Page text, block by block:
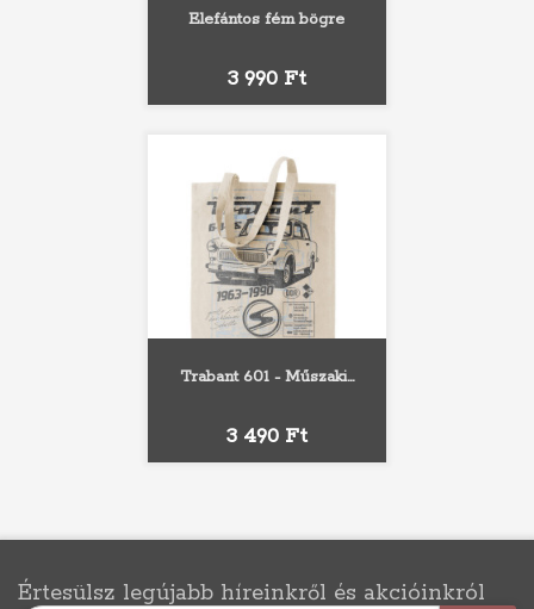
Elefántos fém bögre
Ár
3 990 Ft
Trabant 601 - Műszaki...
Ár
3 490 Ft
Értesülsz legújabb híreinkről és akcióinkról